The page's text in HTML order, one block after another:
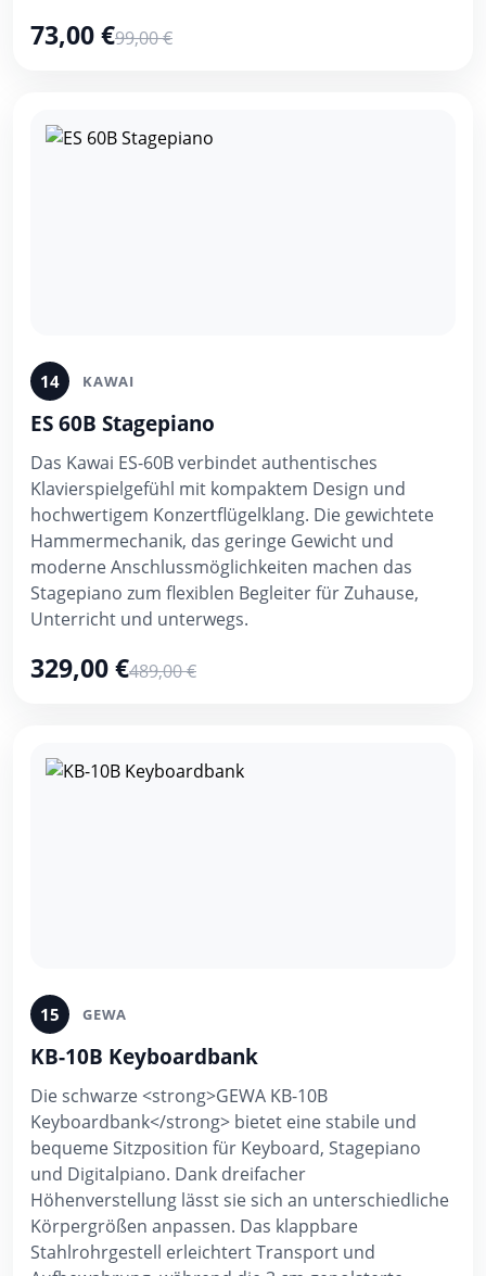
73,00 €99,00 €
14 KAWAI
ES 60B Stagepiano
Das Kawai ES-60B verbindet authentisches
Klavierspielgefühl mit kompaktem Design und
hochwertigem Konzertflügelklang. Die gewichtete
Hammermechanik, das geringe Gewicht und
moderne Anschlussmöglichkeiten machen das
Stagepiano zum flexiblen Begleiter für Zuhause,
Unterricht und unterwegs.
329,00 €489,00 €
15 GEWA
KB-10B Keyboardbank
Die schwarze <strong>GEWA KB-10B
Keyboardbank</strong> bietet eine stabile und
bequeme Sitzposition für Keyboard, Stagepiano
und Digitalpiano. Dank dreifacher
Höhenverstellung lässt sie sich an unterschiedliche
Körpergrößen anpassen. Das klappbare
Stahlrohrgestell erleichtert Transport und